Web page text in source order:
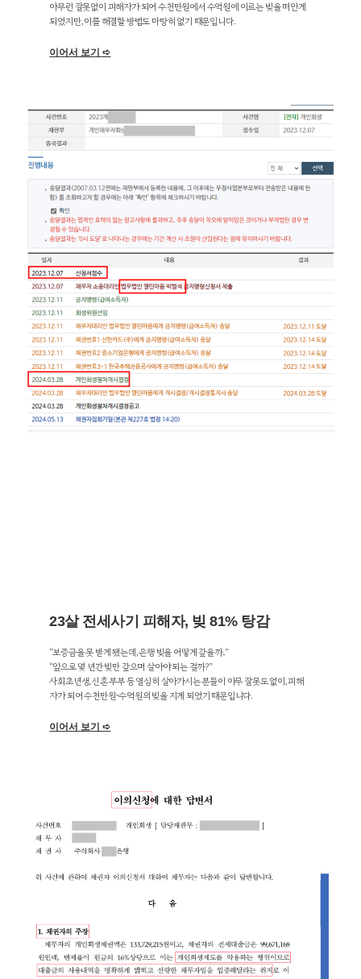
아무런 잘못없이 피해자가 되어 수천만원에서 수억원에 이르는 빚을 떠안게
되었지만, 이를 해결할 방법도 마땅히 없기 때문입니다.
이어서 보기 ➪
23살 전세사기 피해자, 빚 81% 탕감
“보증금을 못 받게 됐는데, 은행 빚을 어떻게 갚을까..”
“앞으로 몇 년간 빚만 갚으며 살아야 되는 걸까?”
사회초년생, 신혼 부부 등 열심히 살아가시는 분들이 아무 잘못도 없이, 피해
자가 되어 수천만원~수억원의 빚을 지게 되었기 때문입니다.
이어서 보기 ➪